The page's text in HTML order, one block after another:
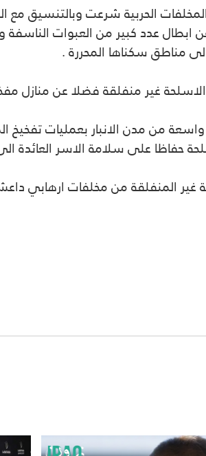
الحربية شرعت وبالتنسيق مع
من ابطال مفعول 134 منزلا مفخخا فضلا عن ابطال عدد
مناطق سكناها المحررة .
غير منفلقة فضلا عن منازل
من مدن الانبار بعمليات تفخيخ
حفاظا على سلامة الاسر العائدة
المنفلقة من مخلفات ارهابي